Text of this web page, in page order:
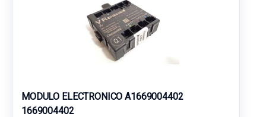
MODULO ELECTRONICO A1669004402
1669004402